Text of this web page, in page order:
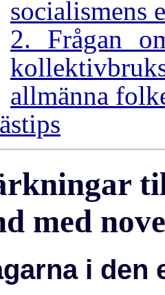
socialismens
2. Frågan
allmänna
med
i den